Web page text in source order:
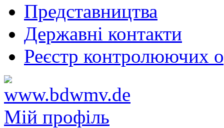
Представництва
Державні контакти
Реєстр контролюючих
Мій профіль